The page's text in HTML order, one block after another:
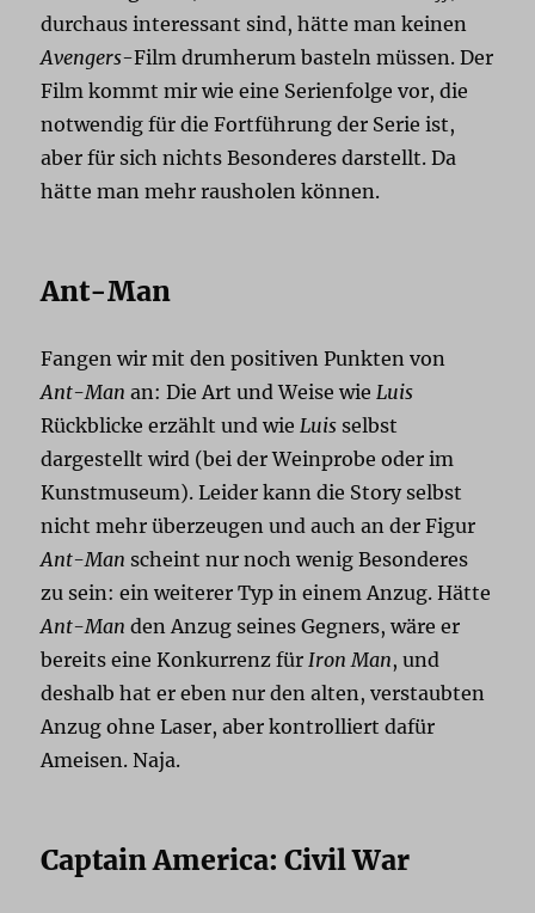
durchaus interessant sind, hätte man keinen
Avengers-Film drumherum basteln müssen. Der
Film kommt mir wie eine Serienfolge vor, die
notwendig für die Fortführung der Serie ist,
aber für sich nichts Besonderes darstellt. Da
hätte man mehr rausholen können.
Ant-Man
Fangen wir mit den positiven Punkten von
Ant-Man an: Die Art und Weise wie Luis
Rückblicke erzählt und wie Luis selbst
dargestellt wird (bei der Weinprobe oder im
Kunstmuseum). Leider kann die Story selbst
nicht mehr überzeugen und auch an der Figur
Ant-Man scheint nur noch wenig Besonderes
zu sein: ein weiterer Typ in einem Anzug. Hätte
Ant-Man den Anzug seines Gegners, wäre er
bereits eine Konkurrenz für Iron Man, und
deshalb hat er eben nur den alten, verstaubten
Anzug ohne Laser, aber kontrolliert dafür
Ameisen. Naja.
Captain America: Civil War